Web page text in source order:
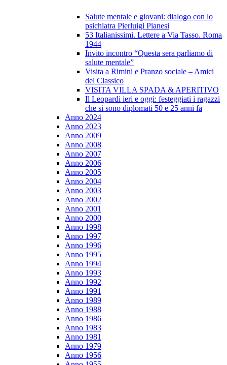
Salute mentale e giovani: dialogo con lo
psichiatra Pierluigi Pianesi
53 Italianissimi. Lettere a Via Tasso. Roma
1944
Invito incontro “Questa sera parliamo di
salute mentale”
Visita a Rimini e Pranzo sociale – Amici
del Classico
VISITA VILLA SPADA & APERITIVO
Il Leopardi ieri e oggi: festeggiati i ragazzi
che si sono diplomati 50 e 25 anni fa
Anno 2024
Anno 2023
Anno 2009
Anno 2008
Anno 2007
Anno 2006
Anno 2005
Anno 2004
Anno 2003
Anno 2002
Anno 2001
Anno 2000
Anno 1998
Anno 1997
Anno 1996
Anno 1995
Anno 1994
Anno 1993
Anno 1992
Anno 1991
Anno 1989
Anno 1988
Anno 1986
Anno 1983
Anno 1981
Anno 1979
Anno 1956